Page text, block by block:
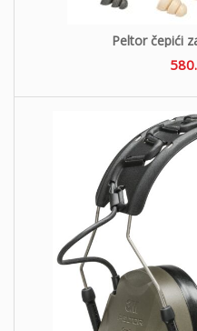
Peltor čepići